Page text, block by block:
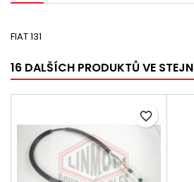
FIAT 131
16 DALŠÍCH PRODUKTŮ VE
favorite_border